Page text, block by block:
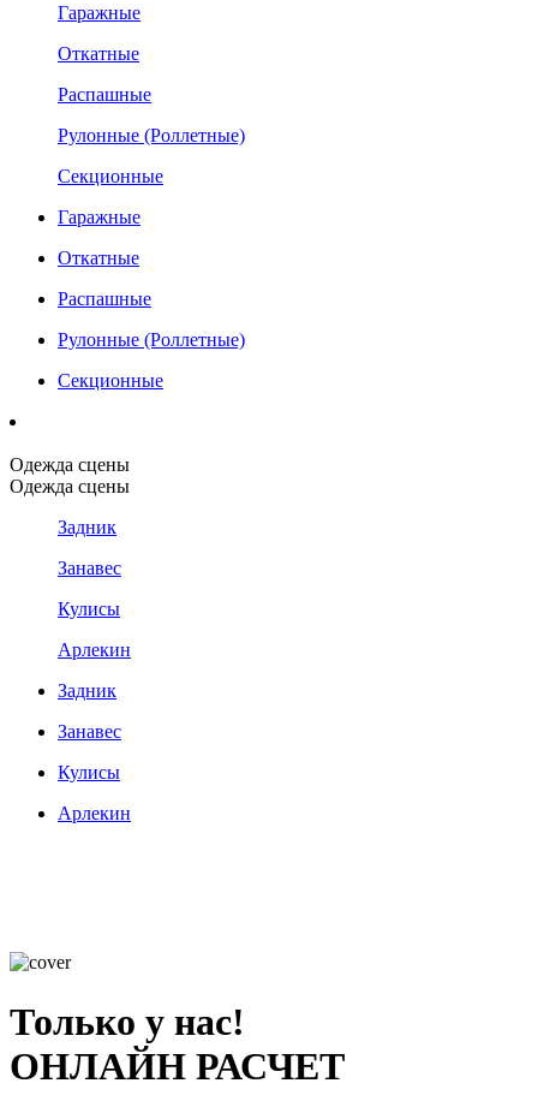
Гаражные
Откатные
Распашные
Рулонные (Роллетные)
Секционные
Гаражные
Откатные
Распашные
Рулонные (Роллетные)
Секционные
Одежда сцены
Одежда сцены
Задник
Занавес
Кулисы
Арлекин
Задник
Занавес
Кулисы
Арлекин
Только у нас!
ОНЛАЙН РАСЧЕТ